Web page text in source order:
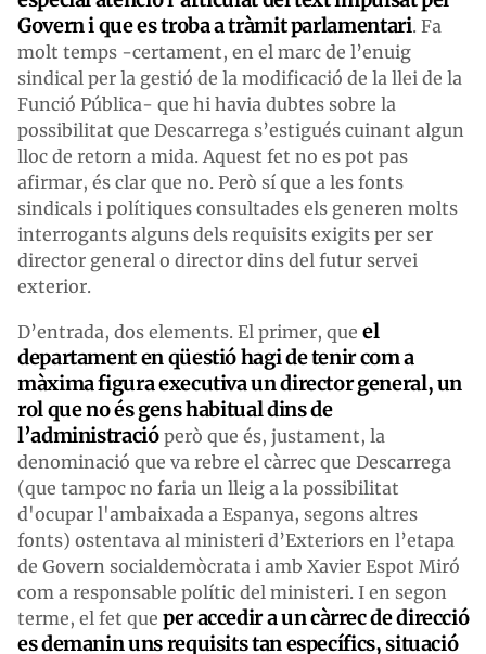
Govern i que es troba a tràmit parlamentari. Fa
molt temps -certament, en el marc de l’enuig
sindical per la gestió de la modificació de la llei de la
Funció Pública- que hi havia dubtes sobre la
possibilitat que Descarrega s’estigués cuinant algun
lloc de retorn a mida. Aquest fet no es pot pas
afirmar, és clar que no. Però sí que a les fonts
sindicals i polítiques consultades els generen molts
interrogants alguns dels requisits exigits per ser
director general o director dins del futur servei
exterior.
D’entrada, dos elements. El primer, que el
departament en qüestió hagi de tenir com a
màxima figura executiva un director general, un
rol que no és gens habitual dins de
l’administracióperò que és, justament, la
denominació que va rebre el càrrec que Descarrega
(que tampoc no faria un lleig a la possibilitat
d'ocupar l'ambaixada a Espanya, segons altres
fonts) ostentava al ministeri d’Exteriors en l’etapa
de Govern socialdemòcrata i amb Xavier Espot Miró
com a responsable polític del ministeri. I en segon
terme, el fet que per accedir a un càrrec de direcció
es demanin uns requisits tan específics, situació